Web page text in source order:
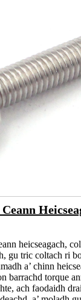
heicseagach,
gu tric coltach ri
a’ chinn
barrachd torque
ach faodaidh